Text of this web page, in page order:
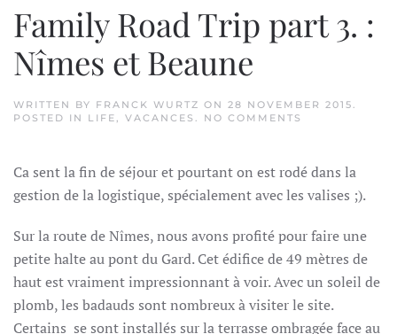
Family Road Trip part 3. :
Nîmes et Beaune
WRITTEN BY FRANCK WURTZ ON 28 NOVEMBER 2015
POSTED IN LIFE VACANCES NO COMMENTS
PART
:
BEAUNE
Ca sent la fin de séjour et pourtant on est rodé dans la
gestion de la logistique, spécialement avec les valises ;).
Sur la route de Nîmes, nous avons profité pour faire une
petite halte au pont du Gard. Cet édifice de 49 mètres de
haut est vraiment impressionnant à voir. Avec un soleil de
plomb, les badauds sont nombreux à visiter le site.
Certains se sont installés sur la terrasse ombragée face au